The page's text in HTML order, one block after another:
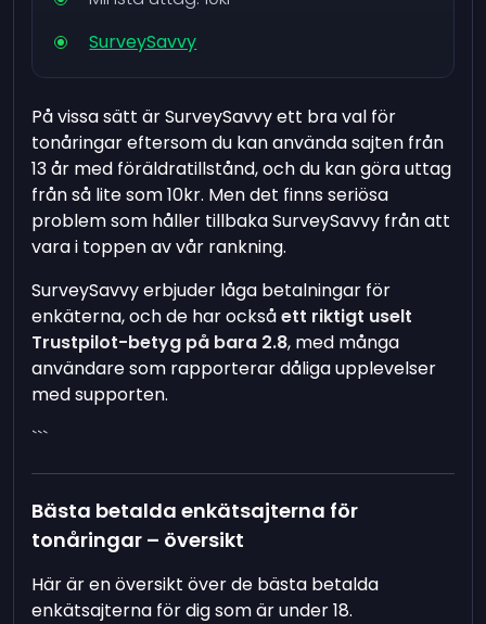
SurveySavvy
På vissa sätt är SurveySavvy ett bra val för
tonåringar eftersom du kan använda sajten från
13 år med föräldratillstånd, och du kan göra uttag
från så lite som 10kr. Men det finns seriösa
problem som håller tillbaka SurveySavvy från att
vara i toppen av vår rankning.
SurveySavvy erbjuder låga betalningar för
enkäterna, och de har ocksåett riktigt uselt
Trustpilot-betyg på bara 2.8, med många
användare som rapporterar dåliga upplevelser
med supporten.
```
Bästa betalda enkätsajterna för
tonåringar – översikt
Här är en översikt över de bästa betalda
enkätsajterna för dig som är under 18.